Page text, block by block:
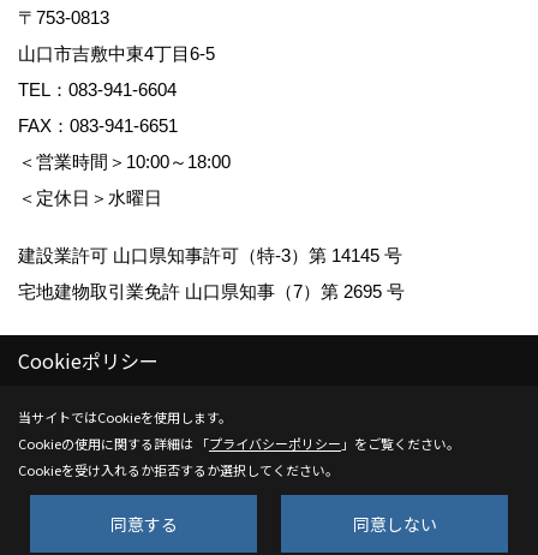
〒753-0813
山口市吉敷中東4丁目6-5
TEL： 083-941-6604
FAX：083-941-6651
＜営業時間＞10:00～18:00
＜定休日＞水曜日
建設業許可 山口県知事許可（特-3）第 14145 号
宅地建物取引業免許 山口県知事（7）第 2695 号
Copyright (c) Kenwa Jutaku. All Rights Reserved.
Cookieポリシー
当サイトではCookieを使用します。
Cookieの使用に関する詳細は 「プライバシーポリシー 」をご覧ください。
Cookieを受け入れるか拒否するか選択してください。
同意する 同意しない